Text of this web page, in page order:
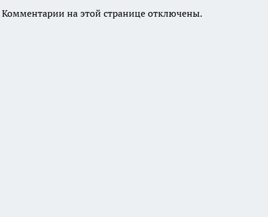
Комментарии на этой странице отключены.